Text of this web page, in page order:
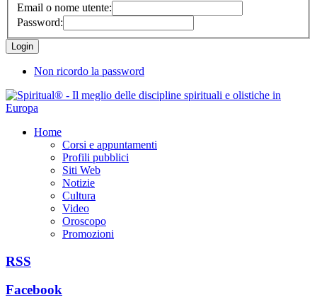
Email o nome utente:
Password:
Non ricordo la password
Home
Corsi e appuntamenti
Profili pubblici
Siti Web
Notizie
Cultura
Video
Oroscopo
Promozioni
RSS
Facebook